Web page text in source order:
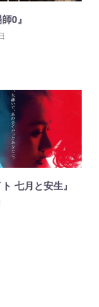
0』
七月と安生』